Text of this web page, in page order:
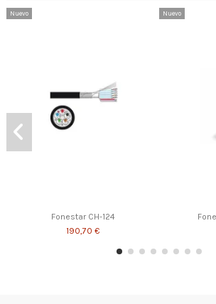
Nuevo
Fonestar CH-124
190,70 €
Nuevo